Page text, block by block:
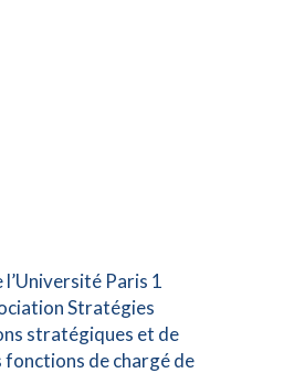
Paris 1
Stratégies
stratégiques et de
fonctions de chargé de